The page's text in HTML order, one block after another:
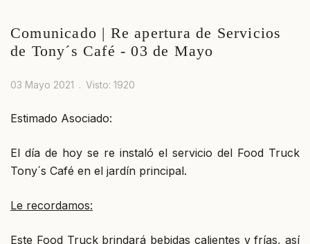
Comunicado | Re apertura de Servicios
de Tony´s Café - 03 de Mayo
03 Mayo 2021 Visto: 1920
Estimado Asociado:
El día de hoy se re instaló el servicio del Food Truck
Tony´s Café en el jardín principal.
Le recordamos:
Este Food Truck brindará bebidas calientes y frías, así